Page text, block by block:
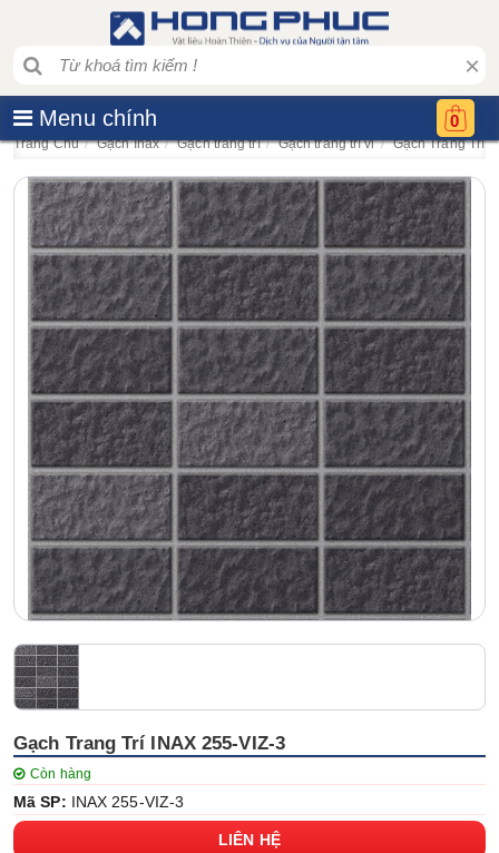
×
Menu chính 0
Trang Chủ Gạch Inax Gạch trang trí Gạch trang trí vỉ Gạch Trang Trí
Gạch Trang Trí INAX 255-VIZ-3
Còn hàng
Mã SP: INAX 255-VIZ-3
LIÊN HỆ